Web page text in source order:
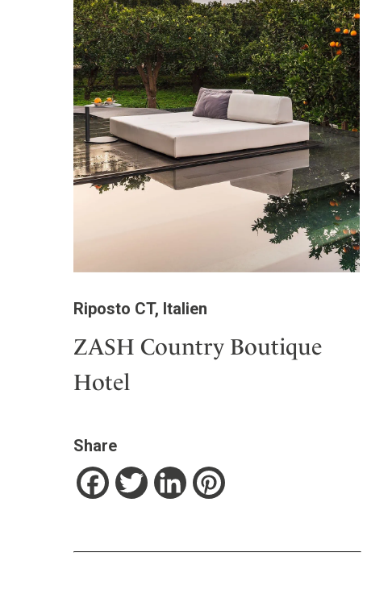
Riposto CT, Italien
ZASH Country Boutique
Hotel
Share
FacebookTwitterLinkedInPinterest